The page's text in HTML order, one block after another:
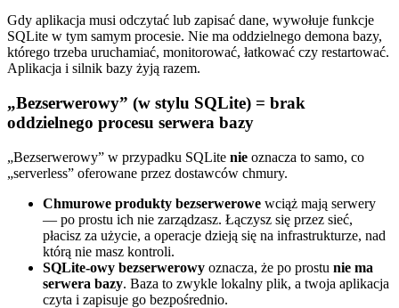
Gdy aplikacja musi odczytać lub zapisać dane, wywołuje funkcje
SQLite w tym samym procesie. Nie ma oddzielnego demona bazy,
którego trzeba uruchamiać, monitorować, łatkować czy restartować.
Aplikacja i silnik bazy żyją razem.
„Bezserwerowy” (w stylu SQLite) = brak
oddzielnego procesu serwera bazy
„Bezserwerowy” w przypadku SQLite nie oznacza to samo, co
„serverless” oferowane przez dostawców chmury.
Chmurowe produkty bezserwerowe wciąż mają serwery
— po prostu ich nie zarządzasz. Łączysz się przez sieć,
płacisz za użycie, a operacje dzieją się na infrastrukturze, nad
którą nie masz kontroli.
SQLite‑owy bezserwerowy oznacza, że po prostu nie ma
serwera bazy. Baza to zwykle lokalny plik, a twoja aplikacja
czyta i zapisuje go bezpośrednio.